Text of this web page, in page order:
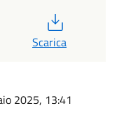
Scarica
2025, 13:41